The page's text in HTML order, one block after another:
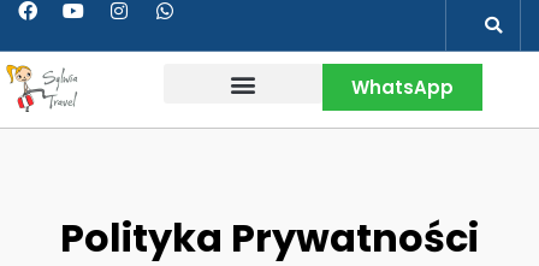
WhatsApp
Polityka Prywatności